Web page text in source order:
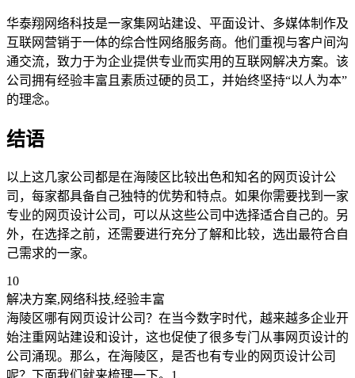
华泰翔网络科技是一家集网站建设、平面设计、多媒体制作及
互联网营销于一体的综合性网络服务商。他们重视与客户间沟
通交流，致力于为企业提供专业而实用的互联网解决方案。该
公司拥有经验丰富且素质过硬的员工，并始终坚持“以人为本”
的理念。
结语
以上这几家公司都是在海陵区比较出色和知名的网页设计公
司，每家都具备自己独特的优势和特点。如果你需要找到一家
专业的网页设计公司，可以从这些公司中选择适合自己的。另
外，在选择之前，还需要进行充分了解和比较，选出最符合自
己需求的一家。
10
解决方案,网络科技,经验丰富
海陵区哪有网页设计公司？在当今数字时代，越来越多企业开
始注重网站建设和设计，这也促使了很多专门从事网页设计的
公司涌现。那么，在海陵区，是否也有专业的网页设计公司